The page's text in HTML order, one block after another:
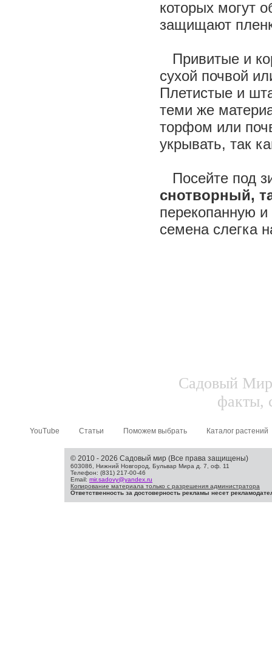
которых могут
защищают
Привитые и
сухой почвой
Плетистые и
теми же
торфом или
укрывать, так
Посейте под
снотворный,
перекопанную
семена слегка
Садовый
факты,
YouTube Статьи Поможем выбрать Каталог растений
© 2010 - 2026 Садовый мир (Все права защищены)
603086, Нижний Новгород, Бульвар Мира д. 7, оф. 11
Телефон: (831) 217-00-46
Email: mir.sadovy@yandex.ru
Копирование материала только с разрешения администратора
Ответственность за достоверность рекламы несет